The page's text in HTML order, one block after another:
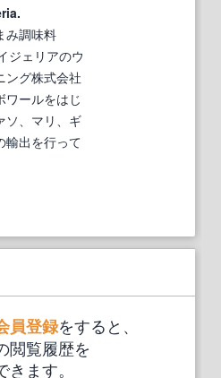
み調味料
ジェリアのウ
ング株式会社
ワールをはじ
ソ、マリ、ギ
輸出を行って
員登録をすると、
閲覧履歴を
きます。